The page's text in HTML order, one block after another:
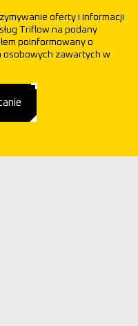
oferty i informacji
Triflow na podany
poinformowany o
osobowych zawartych w